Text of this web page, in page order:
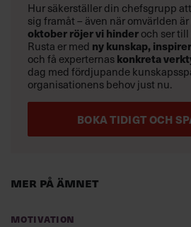
Mer på ämnet
Motivation
Hur säkerställer din chefsgrupp
sig framåt – även när omvärlden är
oktoberröjer vi hinder och ser
Rusta er med ny kunskap,
och få experternas konkreta
dag med fördjupande
organisationens behov just nu.
BOKA TIDIGT OCH